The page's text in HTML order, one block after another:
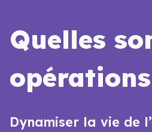
Quelles
Dynamiser la vie de